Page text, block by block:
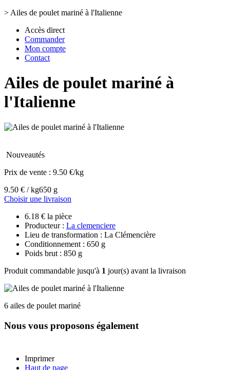
> Ailes de poulet mariné à l'Italienne
Accès direct
Commander
Mon compte
Contact
Ailes de poulet mariné à
l'Italienne
Nouveautés
Prix de vente : 9.50 €/kg
9.50 € / kg650 g
Choisir une livraison
6.18 € la pièce
Producteur : La clemenciere
Lieu de transformation : La Clémencière
Conditionnement : 650 g
Poids brut : 850 g
Produit commandable jusqu'à 1 jour(s) avant la livraison
6 ailes de poulet mariné
Nous vous proposons également
Imprimer
Haut de page